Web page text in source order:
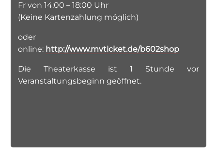
Fr von 14:00 – 18:00 Uhr
(Keine Kartenzahlung möglich)
oder
online: http://www.mvticket.de/b602shop
Die Theaterkasse ist 1 Stunde vor
Veranstaltungsbeginn geöffnet.